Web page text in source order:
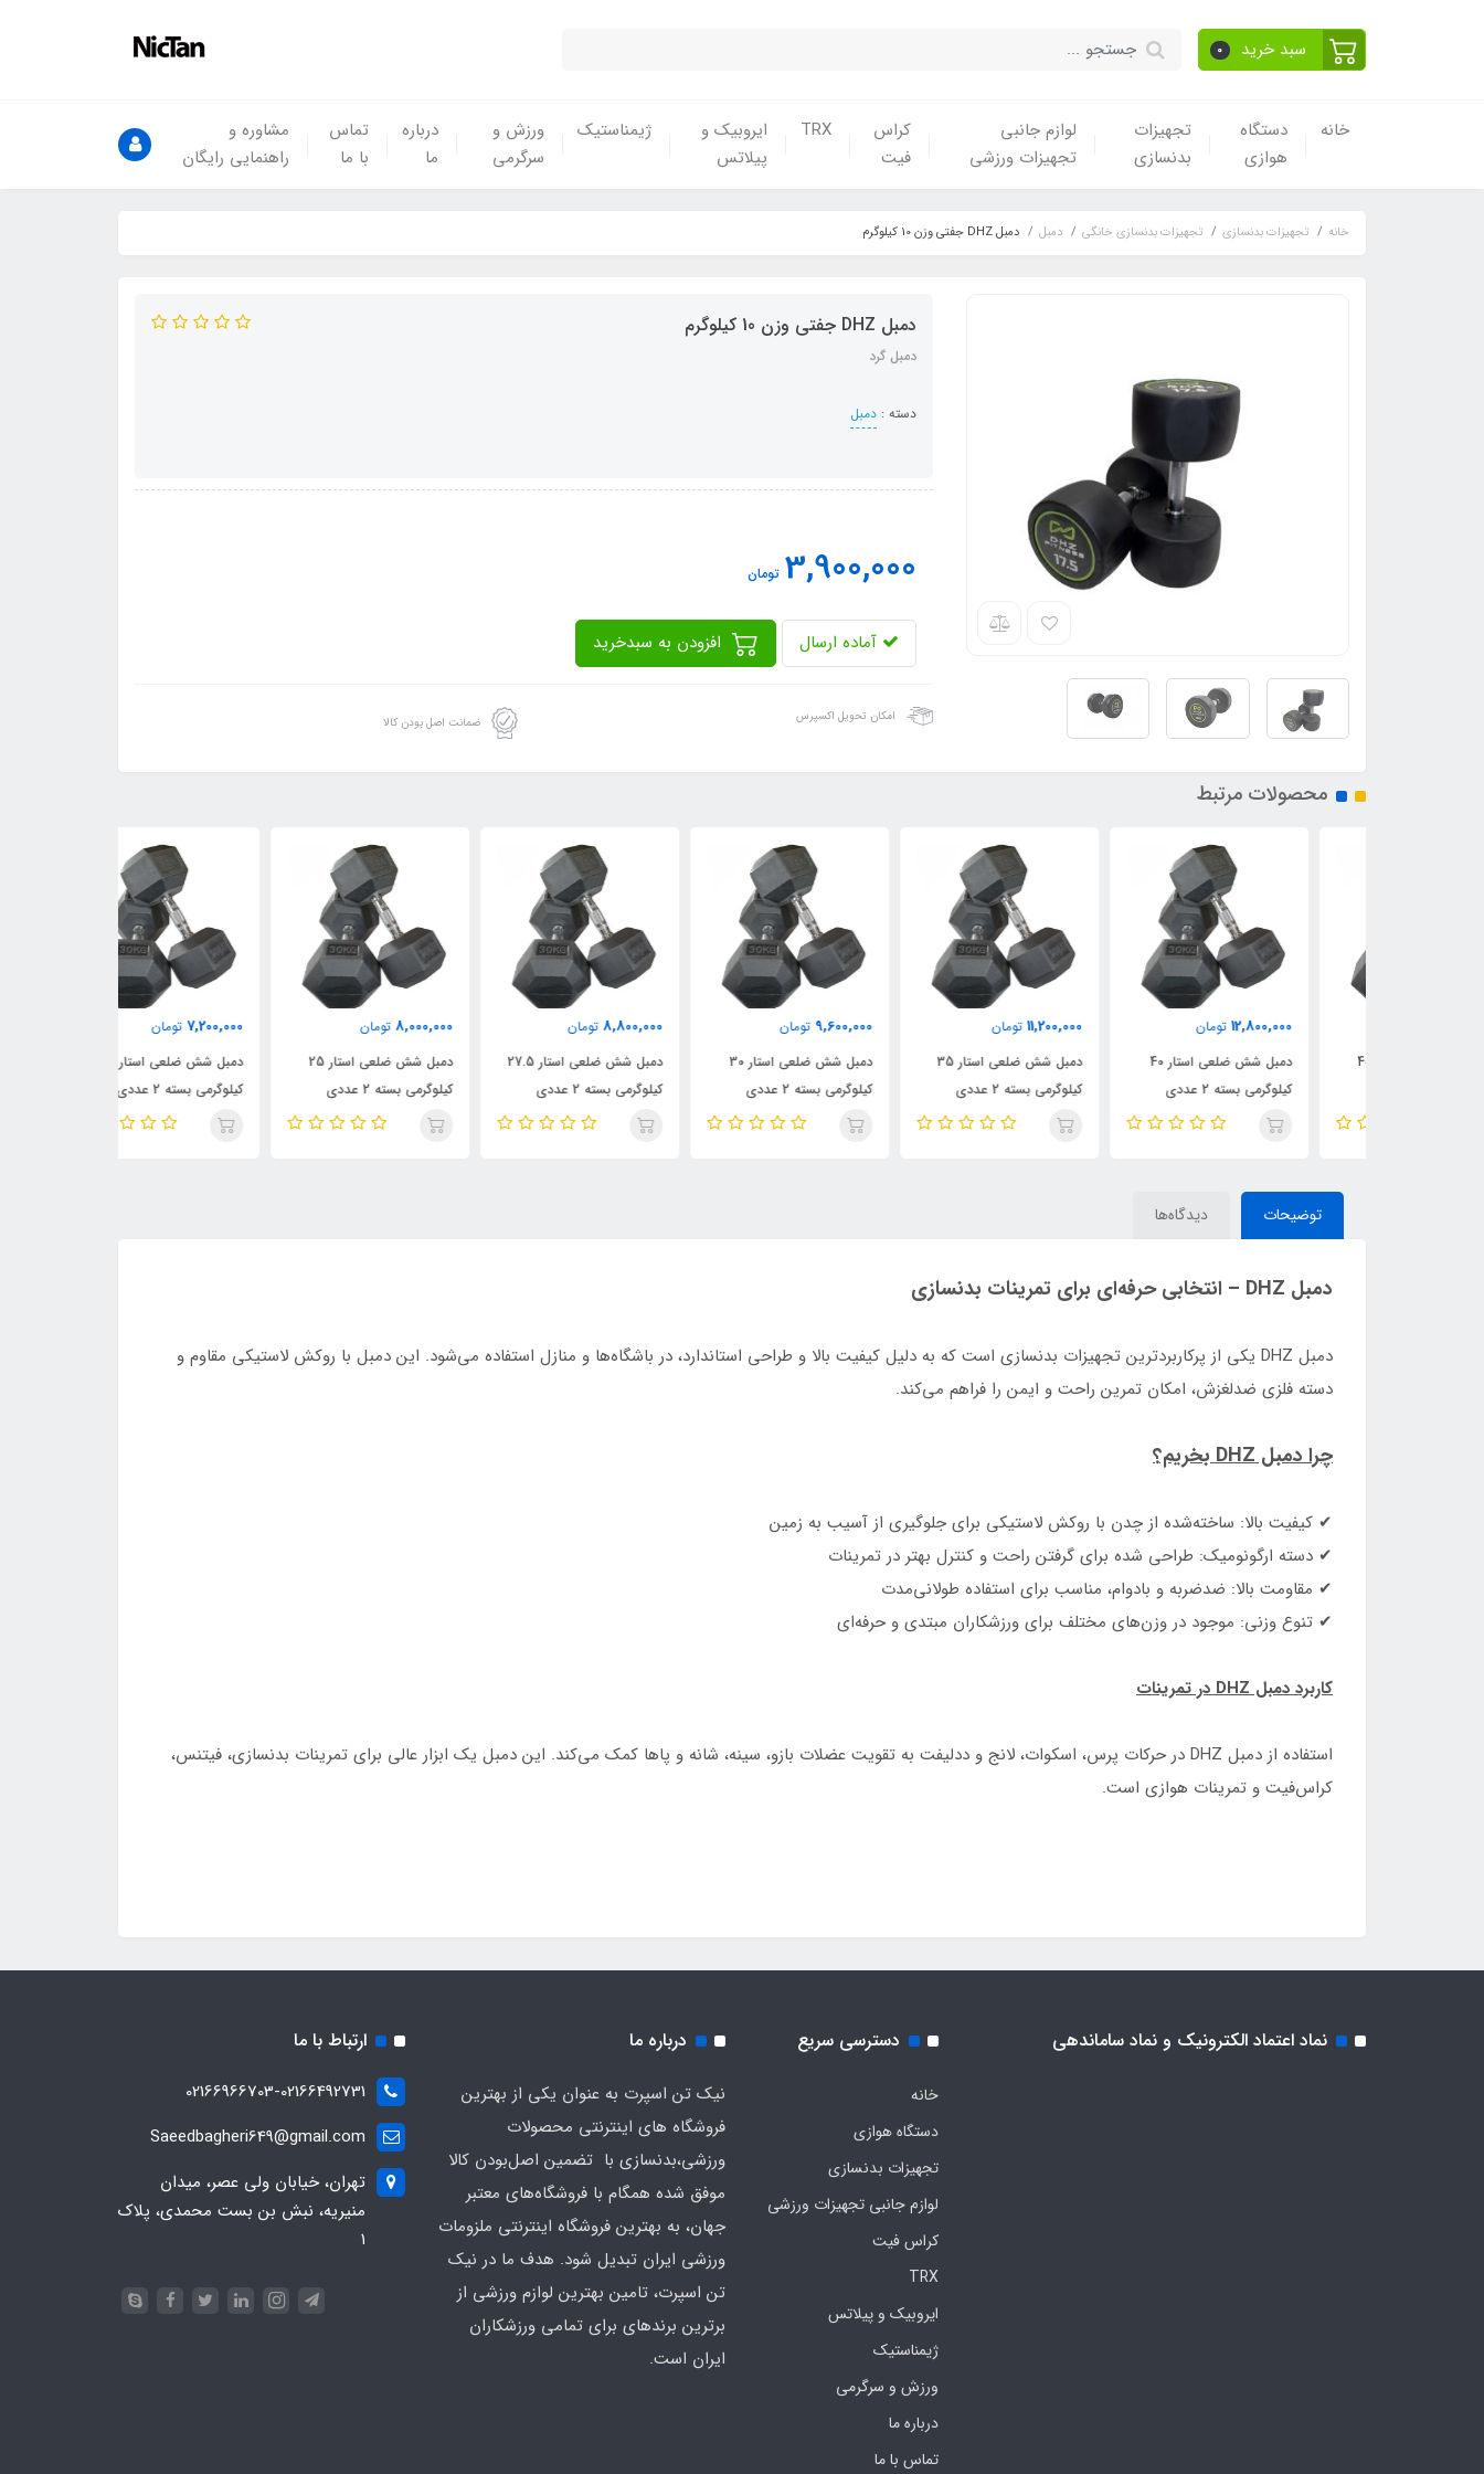
سبد خرید 0
خانه
دستگاه
هوازی
تجهیزات
بدنسازی
لوازم جانبی
تجهیزات ورزشی
کراس
فیت
TRX
ایروبیک و
پیلاتس
ژیمناستیک
ورزش و
سرگرمی
درباره
ما
تماس
با ما
مشاوره و
راهنمایی رایگان
خانه تجهیزات بدنسازی تجهیزات بدنسازی خانگی دمبل دمبل DHZ جفتی وزن 10 کیلوگرم
دمبل DHZ جفتی وزن 10 کیلوگرم
دمبل گرد
دسته : دمبل
3,900,000 تومان
آماده ارسال
امکان تحویل اکسپرس ضمانت اصل بودن کالا
محصولات مرتبط
12,800,000 تومان
دمبل شش ضلعی استار 40
کیلوگرمی بسته 2 عددی
تومان
دمبل شش ضلعی استار 35
کیلوگرمی بسته 2 عددی
تومان
دمبل شش ضلعی استار 30
کیلوگرمی بسته 2 عددی
8,800,000 تومان
دمبل شش ضلعی استار 27.5
کیلوگرمی بسته 2 عددی
تومان
دمبل شش ضلعی استار 25
کیلوگرمی بسته 2 عددی
تومان
دمبل شش ضلعی استار 22.5
کیلوگرمی بسته 2 عددی
توضیحات دیدگاه‌ها
دمبل DHZ – انتخابی حرفه‌ای برای تمرینات بدنسازی
دمبل DHZ یکی از پرکاربردترین تجهیزات بدنسازی است که به دلیل کیفیت بالا و طراحی استاندارد، در باشگاه‌ها و منازل استفاده می‌شود. این دمبل با روکش لاستیکی مقاوم و
دسته فلزی ضدلغزش، امکان تمرین راحت و ایمن را فراهم می‌کند.
چرا دمبل DHZ بخریم؟
✔ کیفیت بالا: ساخته‌شده از چدن با روکش لاستیکی برای جلوگیری از آسیب به زمین
✔ دسته ارگونومیک: طراحی شده برای گرفتن راحت و کنترل بهتر در تمرینات
✔ مقاومت بالا: ضدضربه و بادوام، مناسب برای استفاده طولانی‌مدت
✔ تنوع وزنی: موجود در وزن‌های مختلف برای ورزشکاران مبتدی و حرفه‌ای
کاربرد دمبل DHZ در تمرینات
استفاده از دمبل DHZ در حرکات پرس، اسکوات، لانج و ددلیفت به تقویت عضلات بازو، سینه، شانه و پاها کمک می‌کند. این دمبل یک ابزار عالی برای تمرینات بدنسازی، فیتنس،
کراس‌فیت و تمرینات هوازی است.
نماد اعتماد الکترونیک و نماد ساماندهی دسترسی سریع
خانه
دستگاه هوازی
تجهیزات بدنسازی
لوازم جانبی تجهیزات ورزشی
کراس فیت
TRX
ایروبیک و پیلاتس
ژیمناستیک
ورزش و سرگرمی
درباره ما
تماس با ما
درباره ما
نیک تن اسپرت به عنوان یکی از بهترین
فروشگاه های اینترنتی محصولات
ورزشی،بدنسازی با تضمین اصل‌بودن کالا
موفق شده همگام با فروشگاه‌های معتبر
جهان، به بهترین فروشگاه اینترنتی ملزومات
ورزشی ایران تبدیل شود. هدف ما در نیک
تن اسپرت، تامین بهترین لوازم ورزشی از
برترین برندهای برای تمامی ورزشکاران
ایران است.
ارتباط با ما
02166966703-02166492731
Saeedbagheri649@gmail.com
تهران، خیابان ولی عصر، میدان
منیریه، نبش بن بست محمدی، پلاک
۱